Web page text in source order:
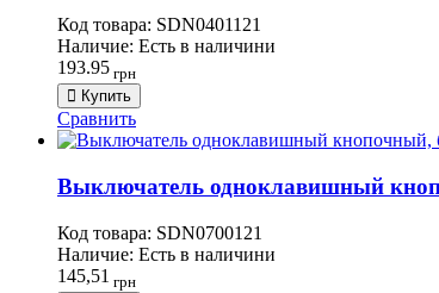
Код товара: SDN0401121
Наличие: Есть в наличини
193.95 грн
Купить
Сравнить
Выключатель одноклавишный
Код товара: SDN0700121
Наличие: Есть в наличини
145,51 грн